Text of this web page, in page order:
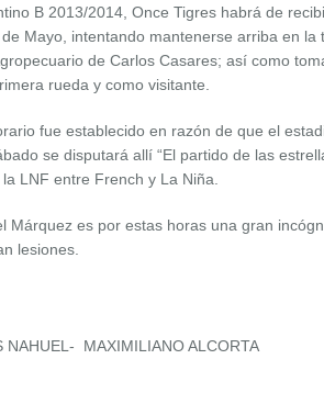
B 2013/2014, Once Tigres habrá de
Mayo, intentando mantenerse arriba en la
de Carlos Casares; así como
rueda y como visitante.
fue establecido en razón de que el
se disputará allí “El partido de las
LNF entre French y La Niña.
Márquez es por estas horas una gran
lesiones.
MAXIMILIANO ALCORTA